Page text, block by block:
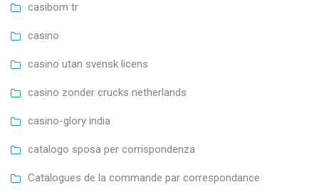
casibom tr
casino
casino utan svensk licens
casino zonder crucks netherlands
casino-glory india
catalogo sposa per corrispondenza
Catalogues de la commande par correspondance